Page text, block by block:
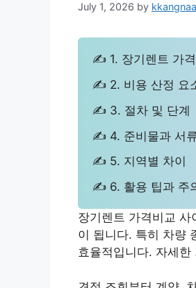
July 1, 2026 by
✍ 1. 장기렌트 가
✍ 2. 비용 산정 요
✍ 3. 절차 및 단계
✍ 4. 준비물과 서
✍ 5. 지역별 차이
✍ 6. 활용 팁과 주
장기렌트 가격비교
이 됩니다. 특히 차량
효율적입니다. 자세한